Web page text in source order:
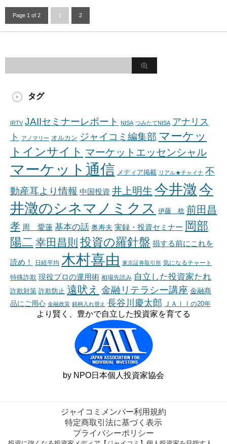
Page 1 of 2 1 2
タグ
IRTV JAIIセミナーレポート NISA つみたてNISA アナリス
ト
アノマリー オルカン ジャイコミ編集部 マーケッ
トインサイト マーケットエッセンシャル
マーケット通信 メディア掲載 リアル★チャイナ 不
動産耳より情報 中国投資 井上明生 今井澂今
井澂のシネマノミクス 伊藤 稔 前田昌
孝 周 愛蓮 基本の話 奥寿夫 実録・投資セミナー 岡部
陽二 幸田昌則 投資の羅針盤 損する前にこれを
読め！ 日経平均 木村喜由 東京証券取引所 気になるチャート
特殊詐欺 現役プロの運用術 相場先読み 自立した投資家たれ
詐欺対策 詐欺防止 遠吠え 金融リテラシー講座 金融商
品にご用心 金融政策 銘柄入れ替え 長谷川慶太郎 ＪＡＩＩの20年
より賢く、豊かで自立した投資家を育てる
by NPO日本個人投資家協会
ジャイコミメンバー利用規約
特定商取引法に基づく表示
プライバシーポリシー